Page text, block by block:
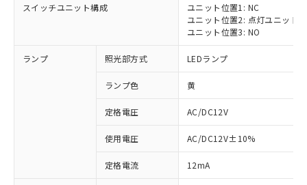
スイッチユニット構成
ユニット位置1: NC
ユニット位置2: 点灯ユニット
ユニット位置3: NO
ランプ 照光部方式 LEDランプ
ランプ色 黄
定格電圧 AC/DC12V
使用電圧 AC/DC12V±10%
定格電流 12mA